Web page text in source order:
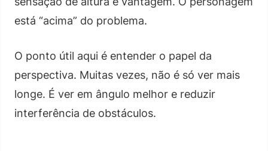
está “acima” do problema.
O ponto útil aqui é entender o papel da
perspectiva. Muitas vezes, não é só ver mais
longe. É ver em ângulo melhor e reduzir
interferência de obstáculos.